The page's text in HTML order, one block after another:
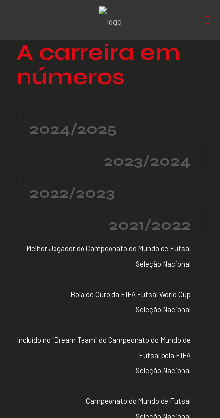
A carreira em
números
2024/2025
2023/2024
2022/2023
2021/2022
Melhor Jogador do Campeonato do Mundo de Futsal
Seleção Nacional
Bola de Ouro da FIFA Futsal World Cup
Seleção Nacional
Incluído no "Dream Team" do Campeonato do Mundo de
Futsal pela FIFA
Seleção Nacional
Campeonato do Mundo de Futsal
Seleção Nacional